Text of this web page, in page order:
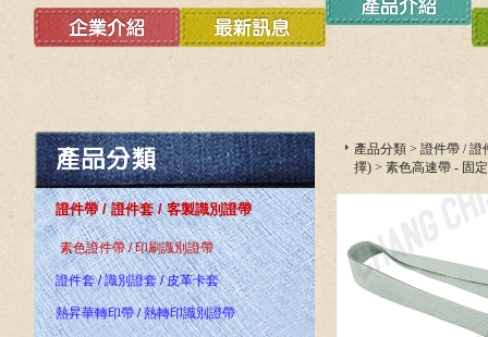
證件帶 / 證件套 / 客製識別證帶
素色證件帶 / 印刷識別證帶
證件套 / 識別證套 / 皮革卡套
熱昇華轉印帶 / 熱轉印識別證帶
產品分類 > 證件帶 / 證
擇) > 素色高速帶 - 固